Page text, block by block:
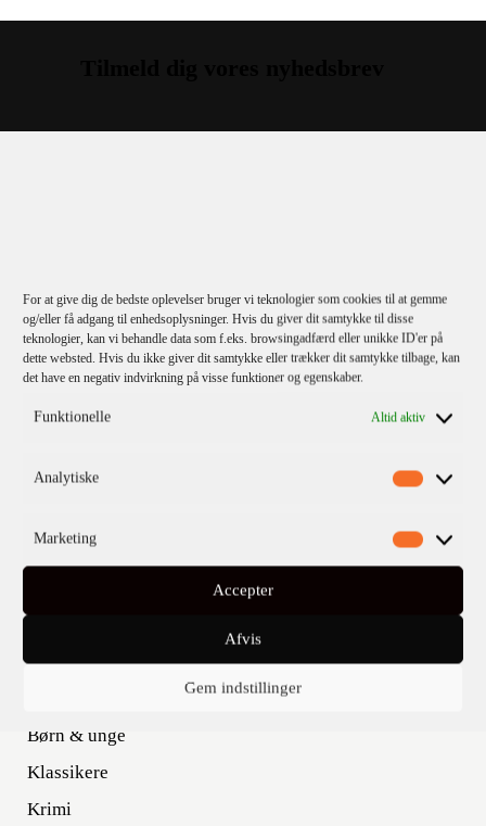
For at give dig de bedste oplevelser bruger vi teknologier som cookies til at gemme
og/eller få adgang til enhedsoplysninger. Hvis du giver dit samtykke til disse
teknologier, kan vi behandle data som f.eks. browsingadfærd eller unikke ID'er på
dette websted. Hvis du ikke giver dit samtykke eller trækker dit samtykke tilbage, kan
det have en negativ indvirkning på visse funktioner og egenskaber.
Funktionelle Altid aktiv
Analytiske
Marketing
Accepter
Afvis
Gem indstillinger
TILMELD
Kommende titler
Børn & unge
Klassikere
Krimi